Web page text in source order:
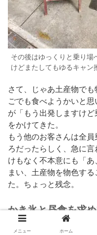
その後はゆっくりと乗り場
けどまたしてもゆるキャン
さて、じゃあ土産物で
ごでも食べようかいと
が「もう出発しますけ
をかけてきた。
もう他のお客さんは全
ろだったらしく、急に
けもなく不本意にも「
まい、土産物を物色す
た。ちょっと残念。
かき氷と昼食を求
メニュー ホーム